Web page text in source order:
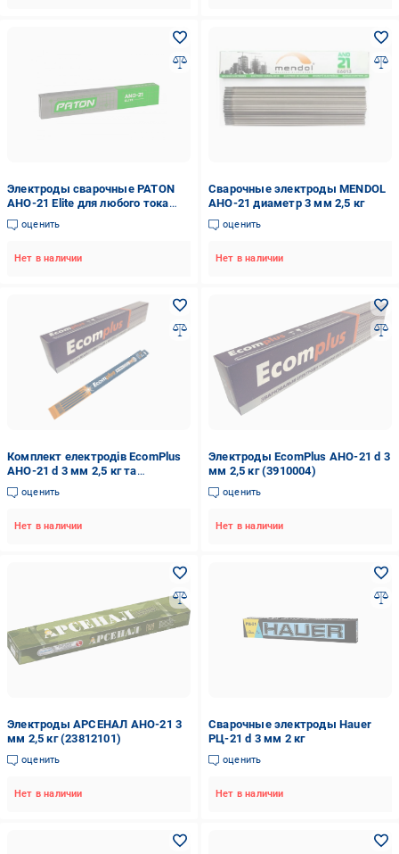
Электроды сварочные PATON
АНО-21 Elite для любого тока
AC/DC 350 мм 2,5 мм 5 кг
(20024)
оценить
Нет в наличии
Сварочные электроды MENDOL
АНО-21 диаметр 3 мм 2,5 кг
оценить
Нет в наличии
Комплект електродів EcomPlus
АНО-21 d 3 мм 2,5 кг та
EcomPlus SM 7014 R рутилові d 3
мм 4 шт. (39100041)
оценить
Нет в наличии
Электроды EcomPlus АНО-21 d 3
мм 2,5 кг (3910004)
оценить
Нет в наличии
Электроды АРСЕНАЛ АНО-21 3
мм 2,5 кг (23812101)
оценить
Нет в наличии
Сварочные электроды Hauer
РЦ-21 d 3 мм 2 кг
оценить
Нет в наличии